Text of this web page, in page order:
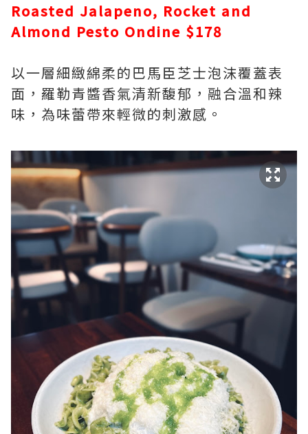
Roasted Jalapeno, Rocket and
Almond Pesto Ondine $178
以一層細緻綿柔的巴馬臣芝士泡沫覆蓋表
面，羅勒青醬香氣清新馥郁，融合溫和辣
味，為味蕾帶來輕微的刺激感。